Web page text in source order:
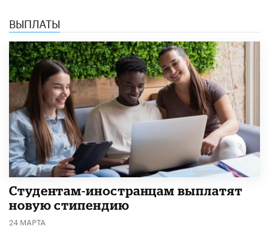
ВЫПЛАТЫ
Студентам-иностранцам выплатят
новую стипендию
24 МАРТА